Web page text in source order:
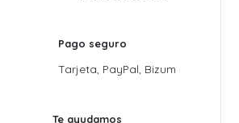
Pago seguro
Tarjeta, PayPal, Bizum
Te ayudamos